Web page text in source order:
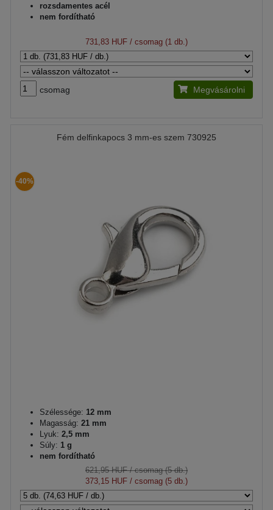
rozsdamentes acél
nem fordítható
731,83 HUF / csomag (1 db.)
csomag Megvásárolni
Fém delfinkapocs 3 mm-es szem 730925
-40%
Szélessége: 12 mm
Magasság: 21 mm
Lyuk: 2,5 mm
Súly: 1 g
nem fordítható
621,95 HUF/ csomag (5 db.)
373,15 HUF / csomag (5 db.)